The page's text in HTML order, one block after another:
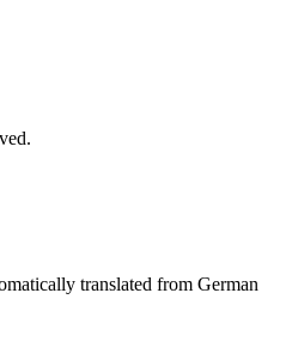
translated from German